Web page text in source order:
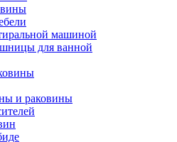
машиной
для ванной
и раковины